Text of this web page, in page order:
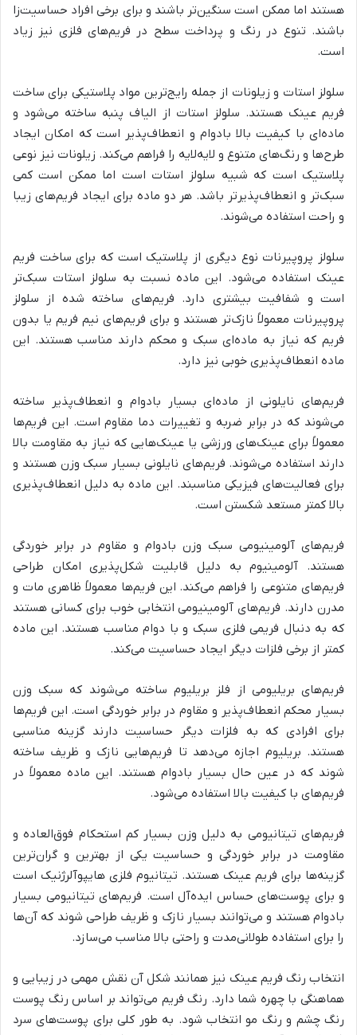
هستند اما ممکن است سنگین‌تر باشند و برای برخی افراد حساسیت‌زا
باشند. تنوع در رنگ و پرداخت سطح در فریم‌های فلزی نیز زیاد
است.
سلولز استات و زیلونات از جمله رایج‌ترین مواد پلاستیکی برای ساخت
فریم عینک هستند. سلولز استات از الیاف پنبه ساخته می‌شود و
ماده‌ای با کیفیت بالا بادوام و انعطاف‌پذیر است که امکان ایجاد
طرح‌ها و رنگ‌های متنوع و لایه‌لایه را فراهم می‌کند. زیلونات نیز نوعی
پلاستیک است که شبیه سلولز استات است اما ممکن است کمی
سبک‌تر و انعطاف‌پذیرتر باشد. هر دو ماده برای ایجاد فریم‌های زیبا
و راحت استفاده می‌شوند.
سلولز پروپیرنات نوع دیگری از پلاستیک است که برای ساخت فریم
عینک استفاده می‌شود. این ماده نسبت به سلولز استات سبک‌تر
است و شفافیت بیشتری دارد. فریم‌های ساخته شده از سلولز
پروپیرنات معمولاً نازک‌تر هستند و برای فریم‌های نیم فریم یا بدون
فریم که نیاز به ماده‌ای سبک و محکم دارند مناسب هستند. این
ماده انعطاف‌پذیری خوبی نیز دارد.
فریم‌های نایلونی از ماده‌ای بسیار بادوام و انعطاف‌پذیر ساخته
می‌شوند که در برابر ضربه و تغییرات دما مقاوم است. این فریم‌ها
معمولاً برای عینک‌های ورزشی یا عینک‌هایی که نیاز به مقاومت بالا
دارند استفاده می‌شوند. فریم‌های نایلونی بسیار سبک وزن هستند و
برای فعالیت‌های فیزیکی مناسبند. این ماده به دلیل انعطاف‌پذیری
بالا کمتر مستعد شکستن است.
فریم‌های آلومینیومی سبک وزن بادوام و مقاوم در برابر خوردگی
هستند. آلومینیوم به دلیل قابلیت شکل‌پذیری امکان طراحی
فریم‌های متنوعی را فراهم می‌کند. این فریم‌ها معمولاً ظاهری مات و
مدرن دارند. فریم‌های آلومینیومی انتخابی خوب برای کسانی هستند
که به دنبال فریمی فلزی سبک و با دوام مناسب هستند. این ماده
کمتر از برخی فلزات دیگر ایجاد حساسیت می‌کند.
فریم‌های بریلیومی از فلز بریلیوم ساخته می‌شوند که سبک وزن
بسیار محکم انعطاف‌پذیر و مقاوم در برابر خوردگی است. این فریم‌ها
برای افرادی که به فلزات دیگر حساسیت دارند گزینه مناسبی
هستند. بریلیوم اجازه می‌دهد تا فریم‌هایی نازک و ظریف ساخته
شوند که در عین حال بسیار بادوام هستند. این ماده معمولاً در
فریم‌های با کیفیت بالا استفاده می‌شود.
فریم‌های تیتانیومی به دلیل وزن بسیار کم استحکام فوق‌العاده و
مقاومت در برابر خوردگی و حساسیت یکی از بهترین و گران‌ترین
گزینه‌ها برای فریم عینک هستند. تیتانیوم فلزی هایپوآلرژنیک است
و برای پوست‌های حساس ایده‌آل است. فریم‌های تیتانیومی بسیار
بادوام هستند و می‌توانند بسیار نازک و ظریف طراحی شوند که آن‌ها
را برای استفاده طولانی‌مدت و راحتی بالا مناسب می‌سازد.
انتخاب رنگ فریم عینک نیز همانند شکل آن نقش مهمی در زیبایی و
هماهنگی با چهره شما دارد. رنگ فریم می‌تواند بر اساس رنگ پوست
رنگ چشم و رنگ مو انتخاب شود. به طور کلی برای پوست‌های سرد